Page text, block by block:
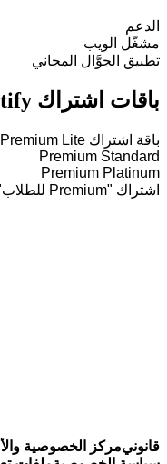
الدعم
مشغّل الويب
تطبيق الجوَّال المجاني
باقات اشتراك Spotify
باقة اشتراك Premium Lite
Premium Standard
Premium Platinum
اشتراك "Premium للطلاب"
قانونيمركز الخصوصية